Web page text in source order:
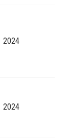
2024
2024